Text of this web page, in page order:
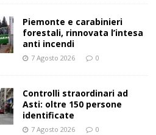
Piemonte e carabinieri
forestali, rinnovata l’intesa
anti incendi
7 Agosto 2026 0
Controlli straordinari ad
Asti: oltre 150 persone
identificate
7 Agosto 2026 0